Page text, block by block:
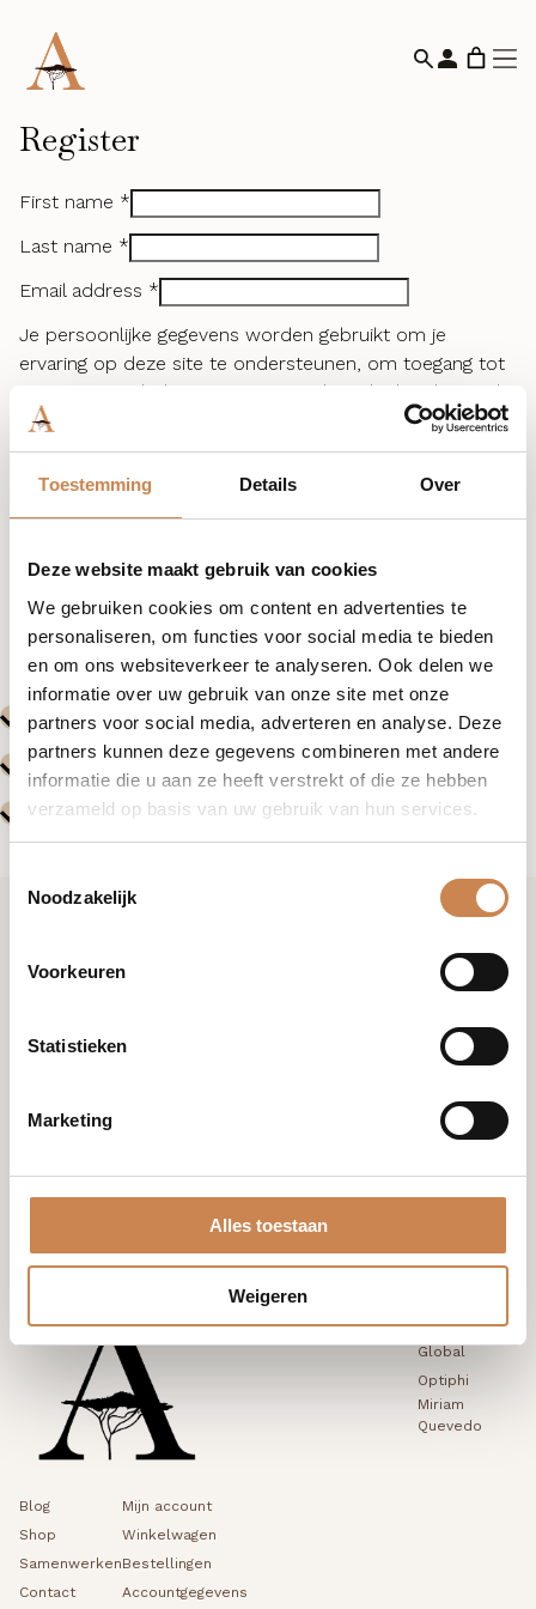
Toestemming Details Over
Deze website maakt gebruik van cookies
We gebruiken cookies om content en advertenties te
personaliseren, om functies voor social media te bieden
en om ons websiteverkeer te analyseren. Ook delen we
informatie over uw gebruik van onze site met onze
partners voor social media, adverteren en analyse. Deze
partners kunnen deze gegevens combineren met andere
informatie die u aan ze heeft verstrekt of die ze hebben
verzameld op basis van uw gebruik van hun services.
Noodzakelijk
Voorkeuren
Statistieken
Marketing
Alles toestaan
Weigeren
Register
First name *
Last name *
Email address *
Je persoonlijke gegevens worden gebruikt om je
ervaring op deze site te ondersteunen, om toegang tot
je account te beheren en voor andere doeleinden zoals
omschreven in ons
gelezen en ga hiermee akkoord
Ik wil graag kennismaken
+31 (0)85 876 94 80
info@houseofafricanbeauty.com
Franck
Global
Optiphi
Miriam
Quevedo
Blog
Shop
Samenwerken
Contact
Mijn account
Winkelwagen
Bestellingen
Accountgegevens